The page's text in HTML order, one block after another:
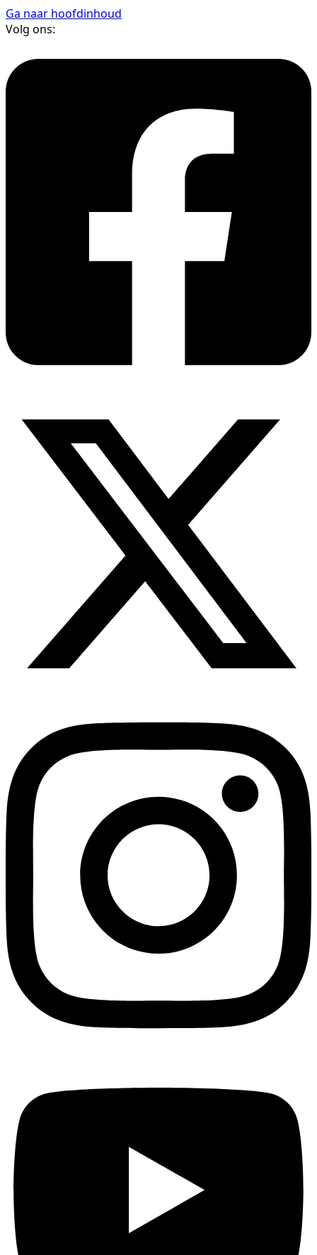
Ga naar hoofdinhoud
Volg ons: